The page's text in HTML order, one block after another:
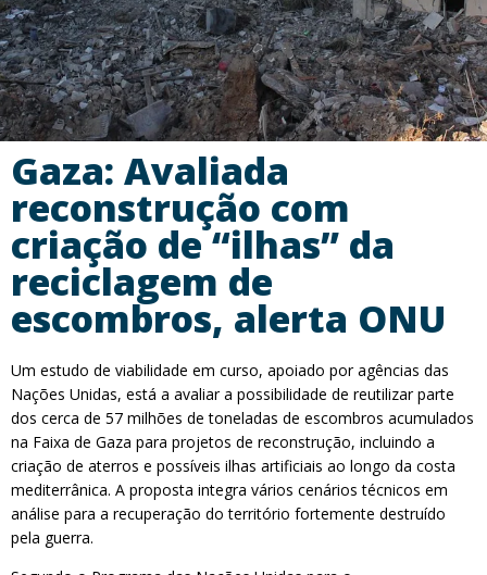
Gaza: Avaliada
reconstrução com
criação de “ilhas” da
reciclagem de
escombros, alerta ONU
Um estudo de viabilidade em curso, apoiado por agências das
Nações Unidas, está a avaliar a possibilidade de reutilizar parte
dos cerca de 57 milhões de toneladas de escombros acumulados
na Faixa de Gaza para projetos de reconstrução, incluindo a
criação de aterros e possíveis ilhas artificiais ao longo da costa
mediterrânica. A proposta integra vários cenários técnicos em
análise para a recuperação do território fortemente destruído
pela guerra.